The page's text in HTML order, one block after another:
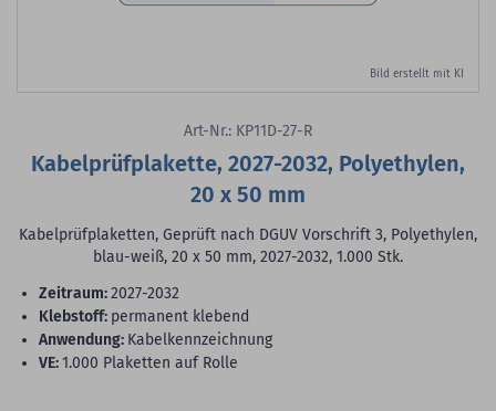
Bild erstellt mit KI
Art-Nr.: KP11D-27-R
Kabelprüfplakette, 2027-2032, Polyethylen,
20 x 50 mm
Kabelprüfplaketten, Geprüft nach DGUV Vorschrift 3, Polyethylen,
blau-weiß, 20 x 50 mm, 2027-2032, 1.000 Stk.
Zeitraum:2027-2032
Klebstoff: permanent klebend
Anwendung: Kabelkennzeichnung
VE:1.000 Plaketten auf Rolle